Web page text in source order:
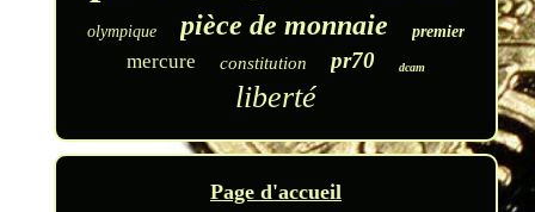
olympique pièce de monnaie premier
mercure constitution pr70 dcam
liberté
Page d'accueil